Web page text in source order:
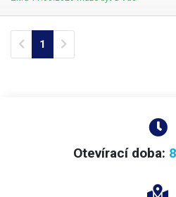
Previous
1
Otevírací doba: